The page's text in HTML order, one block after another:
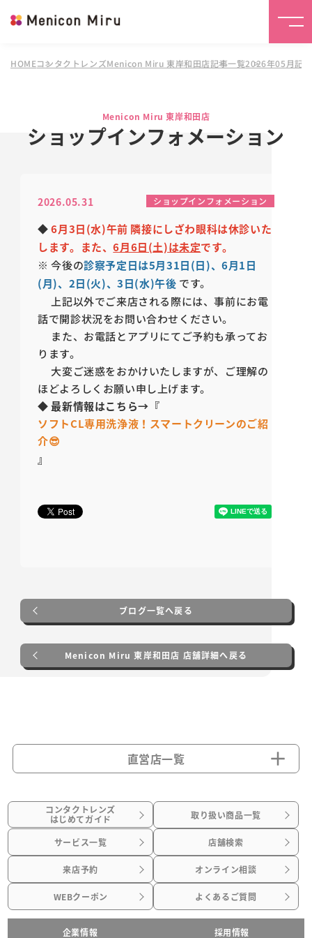
HOMEコンタクトレンズMenicon Miru 東岸和田店記事一覧2026年05月記
Menicon Miru 東岸和田店
ショップインフォメーション
2026.05.31 ショップインフォメーション
◆6月3日(水)午前 隣接にしざわ眼科は休診いた
します。また、6月6日(土)は未定です。
※ 今後の診察予定日は5月31日(日)、6月1日
(月)、2日(火)、3日(水)午後 です。
上記以外でご来店される際には、事前にお電
話で開診状況をお問い合わせください。
また、お電話とアプリにてご予約も承ってお
ります。
大変ご迷惑をおかけいたしますが、ご理解の
ほどよろしくお願い申し上げます。
◆ 最新情報はこちら→『
ソフトCL専用洗浄液！スマートクリーンのご紹
介😎
』
ブログ一覧へ戻る
Menicon Miru 東岸和田店 店舗詳細へ戻る
直営店一覧
コンタクトレンズ
はじめてガイド 取り扱い商品一覧
サービス一覧 店舗検索
来店予約 オンライン相談
WEBクーポン よくあるご質問
企業情報 採用情報